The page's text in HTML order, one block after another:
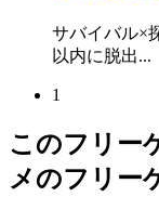
サバイバル×
以内に脱出...
1
このフリー
メのフリー